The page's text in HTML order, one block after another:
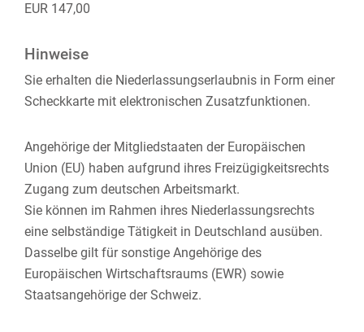
EUR 147,00
Hinweise
Sie erhalten die Niederlassungserlaubnis in Form einer
Scheckkarte mit elektronischen Zusatzfunktionen.
Angehörige der Mitgliedstaaten der Europäischen
Union (EU) haben aufgrund ihres Freizügigkeitsrechts
Zugang zum deutschen Arbeitsmarkt.
Sie können im Rahmen ihres Niederlassungsrechts
eine selbständige Tätigkeit in Deutschland ausüben.
Dasselbe gilt für sonstige Angehörige des
Europäischen Wirtschaftsraums (EWR) sowie
Staatsangehörige der Schweiz.